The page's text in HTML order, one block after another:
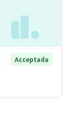
Acceptada